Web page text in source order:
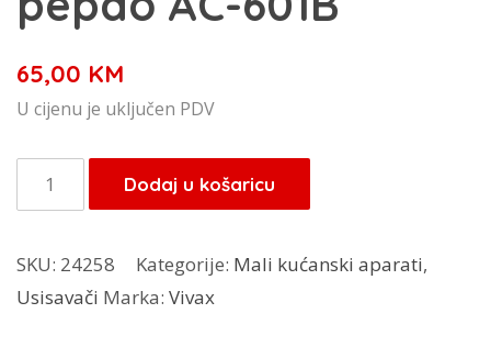
65,00 KM
U cijenu je uključen PDV
Vivax
usisivač
pepao
AC-
Dodaj u košaricu
SKU: 24258 Kategorije: Mali kućanski aparati,
Usisavači Marka: Vivax